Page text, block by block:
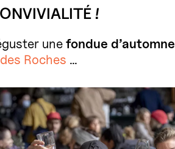
!
une fondue d’automne
Roches …